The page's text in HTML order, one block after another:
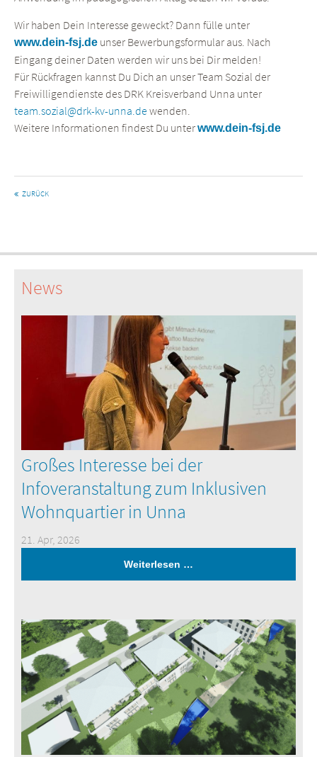
Wir haben Dein Interesse geweckt? Dann fülle unter
www.dein-fsj.de unser Bewerbungsformular aus. Nach
Eingang deiner Daten werden wir uns bei Dir melden!
Für Rückfragen kannst Du Dich an unser Team Sozial der
Freiwilligendienste des DRK Kreisverband Unna unter
team.sozial@drk-kv-unna.dewenden.
Weitere Informationen findest Du unterwww.dein-fsj.de
ZURÜCK
News
Großes Interesse bei der
Infoveranstaltung zum Inklusiven
Wohnquartier in Unna
21. Apr, 2026
Weiterlesen …